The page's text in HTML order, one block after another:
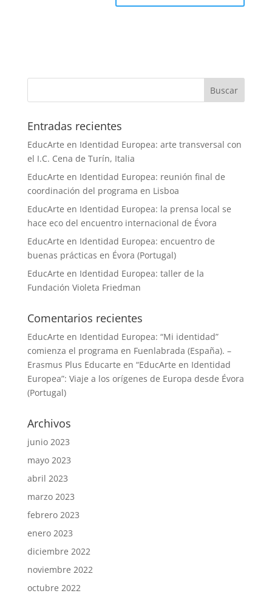
Entradas recientes
EducArte en Identidad Europea: arte transversal con
el I.C. Cena de Turín, Italia
EducArte en Identidad Europea: reunión final de
coordinación del programa en Lisboa
EducArte en Identidad Europea: la prensa local se
hace eco del encuentro internacional de Évora
EducArte en Identidad Europea: encuentro de
buenas prácticas en Évora (Portugal)
EducArte en Identidad Europea: taller de la
Fundación Violeta Friedman
Comentarios recientes
EducArte en Identidad Europea: “Mi identidad”
comienza el programa en Fuenlabrada (España). –
Erasmus Plus Educarte en “EducArte en Identidad
Europea”: Viaje a los orígenes de Europa desde Évora
(Portugal)
Archivos
junio 2023
mayo 2023
abril 2023
marzo 2023
febrero 2023
enero 2023
diciembre 2022
noviembre 2022
octubre 2022